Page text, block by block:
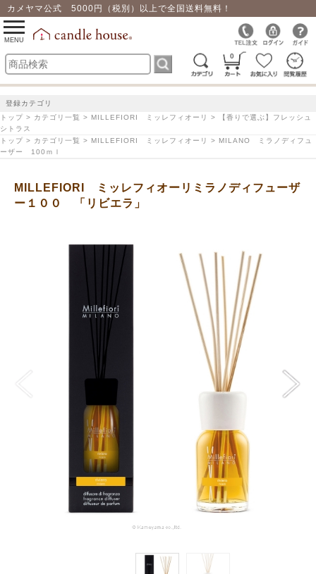
カメヤマ公式 5000円（税別）以上で全国送料無料！
0
toggle
navigation
MENU
登録カテゴリ
トップ > カテゴリ一覧 > MILLEFIORI ミッレフィオーリ > 【香りで選ぶ】フレッシュ
シトラス
トップ > カテゴリ一覧 > MILLEFIORI ミッレフィオーリ > MILANO ミラノディフュ
ーザー 100ｍｌ
MILLEFIORI ミッレフィオーリミラノディフューザ
ー１００ 「リビエラ」